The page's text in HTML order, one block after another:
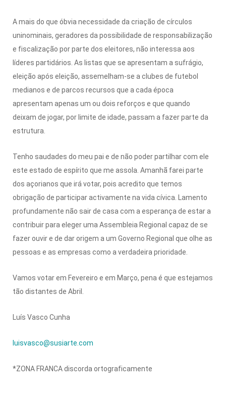
A mais do que óbvia necessidade da criação de círculos
uninominais, geradores da possibilidade de responsabilização
e fiscalização por parte dos eleitores, não interessa aos
líderes partidários. As listas que se apresentam a sufrágio,
eleição após eleição, assemelham-se a clubes de futebol
medianos e de parcos recursos que a cada época
apresentam apenas um ou dois reforços e que quando
deixam de jogar, por limite de idade, passam a fazer parte da
estrutura.
Tenho saudades do meu pai e de não poder partilhar com ele
este estado de espírito que me assola. Amanhã farei parte
dos açorianos que irá votar, pois acredito que temos
obrigação de participar activamente na vida cívica. Lamento
profundamente não sair de casa com a esperança de estar a
contribuir para eleger uma Assembleia Regional capaz de se
fazer ouvir e de dar origem a um Governo Regional que olhe as
pessoas e as empresas como a verdadeira prioridade.
Vamos votar em Fevereiro e em Março, pena é que estejamos
tão distantes de Abril.
Luís Vasco Cunha
luisvasco@susiarte.com
*ZONA FRANCA discorda ortograficamente